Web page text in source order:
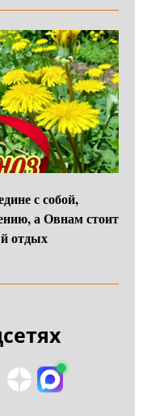
с собой,
а Овнам стоит
отдых